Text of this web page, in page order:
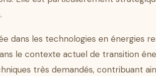
dans les technologies en énergies
le contexte actuel de transition
très demandés, contribuant